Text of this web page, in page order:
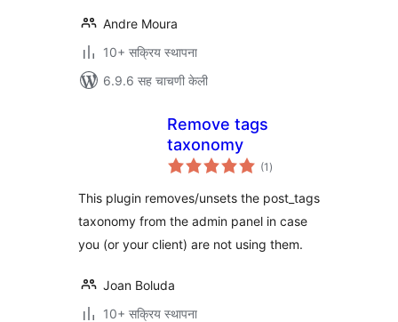
Andre Moura
10+ सक्रिय स्थापना
6.9.6 सह चाचणी केली
Remove tags
taxonomy
(1 एकूण
मूल्यांकन
)
This plugin removes/unsets the post_tags
taxonomy from the admin panel in case
you (or your client) are not using them.
Joan Boluda
10+ सक्रिय स्थापना